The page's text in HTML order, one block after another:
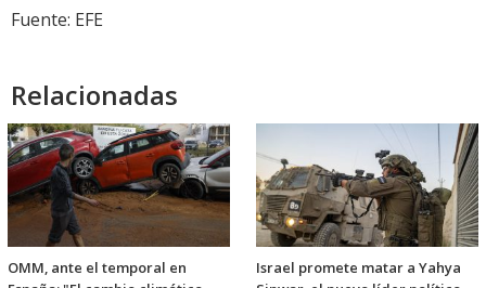
Fuente: EFE
Relacionadas
OMM, ante el temporal en
Israel promete matar a Yahya